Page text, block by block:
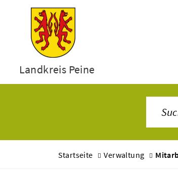
Landkreis Peine
Startseite Verwaltung